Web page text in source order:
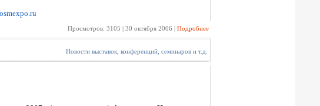
Просмотров: 3105 | 30 октября 2006 | Подробнее
Новости выставок, конференций, семинаров и т.д.